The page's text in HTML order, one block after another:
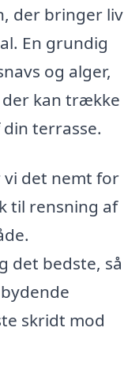
der bringer liv
En grundig
og alger,
kan trække
terrasse.
det nemt for
til rensning af
det bedste, så
skridt mod